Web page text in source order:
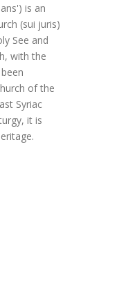
is an
(sui juris)
See and
with the
of the
Syriac
it is